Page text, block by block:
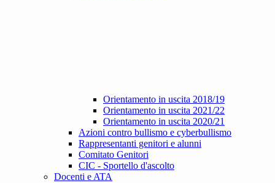
Orientamento in uscita 2018/19
Orientamento in uscita 2021/22
Orientamento in uscita 2020/21
Azioni contro bullismo e cyberbullismo
Rappresentanti genitori e alunni
Comitato Genitori
CIC - Sportello d'ascolto
Docenti e ATA